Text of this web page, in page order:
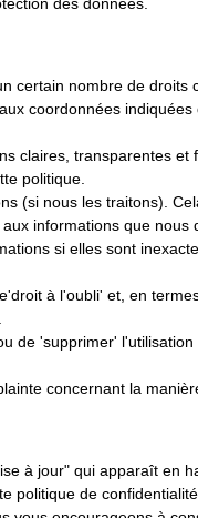
certain nombre de
coordonnées
claires, transparentes
politique.
(si nous les traitons).
informations que
si elles sont
à l'oubli' et, en
de 'supprimer'
concernant la
à jour" qui apparaît en
politique de